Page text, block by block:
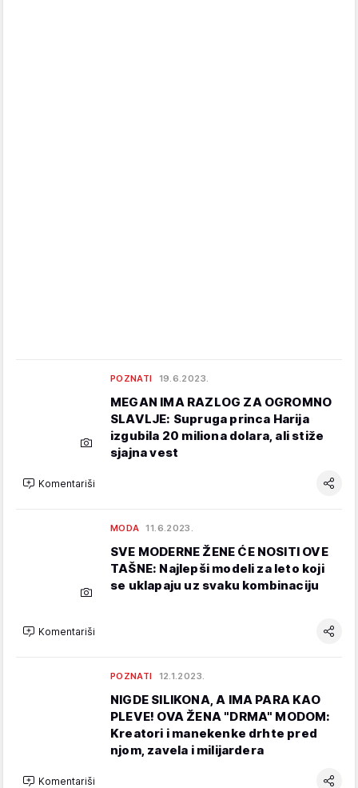
POZNATI 19.6.2023.
MEGAN IMA RAZLOG ZA OGROMNO
SLAVLJE: Supruga princa Harija
izgubila 20 miliona dolara, ali stiže
sjajna vest
Komentariši
MODA 11.6.2023.
SVE MODERNE ŽENE ĆE NOSITI OVE
TAŠNE: Najlepši modeli za leto koji
se uklapaju uz svaku kombinaciju
Komentariši
POZNATI 12.1.2023.
NIGDE SILIKONA, A IMA PARA KAO
PLEVE! OVA ŽENA "DRMA" MODOM:
Kreatori i manekenke drhte pred
njom, zavela i milijardera
Komentariši